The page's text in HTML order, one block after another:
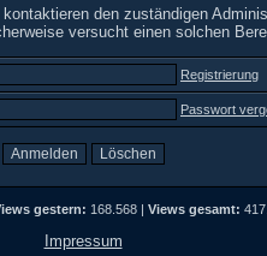
den zuständigen
versucht einen solchen
Registrierung
Passwort
gestern: 168.568 | Views gesamt:
Impressum